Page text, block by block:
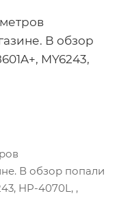
В обзор
MY6243,
В обзор попали
HP-4070L, ,